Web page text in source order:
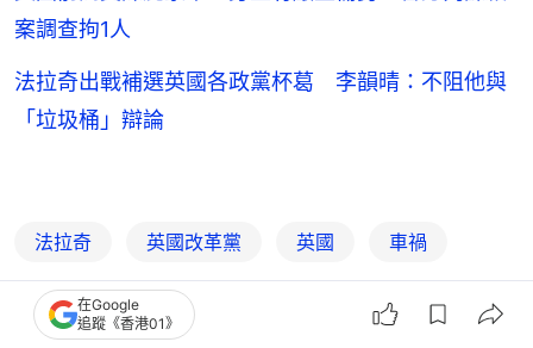
案調查拘1人
法拉奇出戰補選英國各政黨杯葛 李韻晴：不阻他與
「垃圾桶」辯論
法拉奇 英國改革黨 英國 車禍
3
在Google
追蹤《香港01》